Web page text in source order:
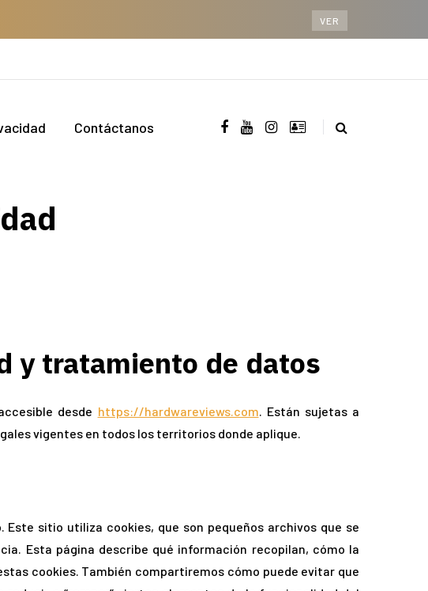
VER
Contáctanos
y tratamiento de datos
desde https://hardwareviews.com. Están sujetas a
vigentes en todos los territorios donde aplique.
sitio utiliza cookies, que son pequeños archivos que se
Esta página describe qué información recopilan, cómo la
cookies. También compartiremos cómo puede evitar que